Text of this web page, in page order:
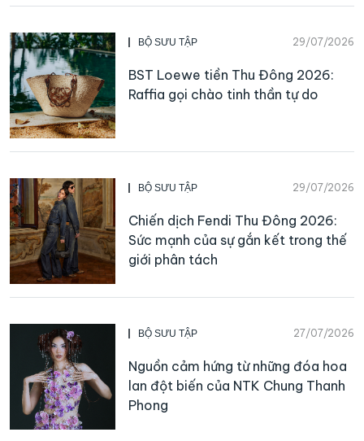
BỘ SƯU TẬP 29/07/2026
BST Loewe tiền Thu Đông 2026:
Raffia gọi chào tinh thần tự do
BỘ SƯU TẬP 29/07/2026
Chiến dịch Fendi Thu Đông 2026:
Sức mạnh của sự gắn kết trong thế
giới phân tách
BỘ SƯU TẬP 27/07/2026
Nguồn cảm hứng từ những đóa hoa
lan đột biến của NTK Chung Thanh
Phong